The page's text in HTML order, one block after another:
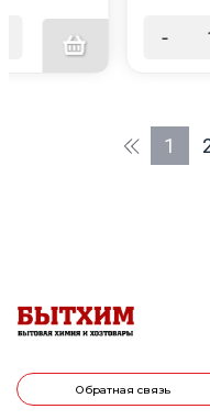
-
1
Обратная связь